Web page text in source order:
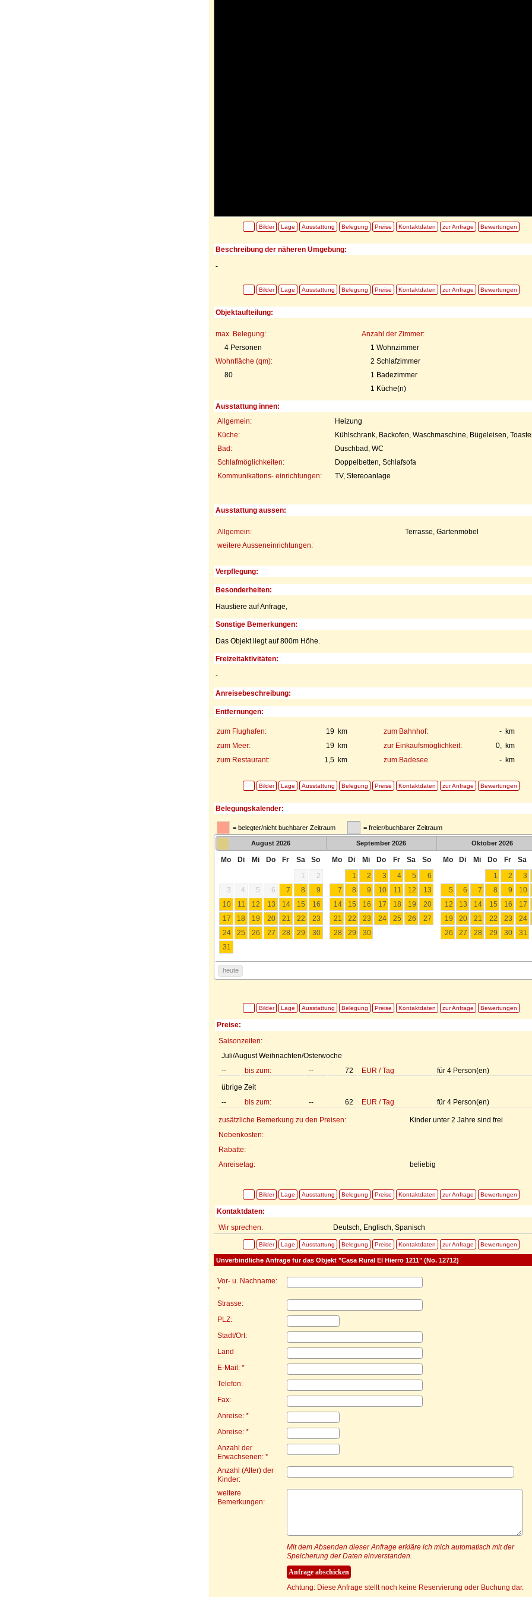
Bilder Lage Ausstattung Belegung Preise Kontaktdaten zur Anfrage Bewertungen
Beschreibung der näheren Umgebung:
-
Bilder Lage Ausstattung Belegung Preise Kontaktdaten zur Anfrage Bewertungen
Objektaufteilung:
max. Belegung:
4 Personen
Wohnfläche (qm):
80
Anzahl der Zimmer:
1 Wohnzimmer
2 Schlafzimmer
1 Badezimmer
1 Küche(n)
Ausstattung innen:
Allgemein:
Heizung
Küche:
Kühlschrank, Backofen, Waschmaschine, Bügeleisen,
Bad:
Duschbad, WC
Schlafmöglichkeiten:
Doppelbetten, Schlafsofa
Kommunikations- einrichtungen:
TV, Stereoanlage
Ausstattung aussen:
Allgemein:
Terrasse, Gartenmöbel
weitere Ausseneinrichtungen:
Verpflegung:
Besonderheiten:
Haustiere auf Anfrage,
Sonstige Bemerkungen:
Das Objekt liegt auf 800m Höhe.
Freizeitaktivitäten:
-
Anreisebeschreibung:
Entfernungen:
19 km
zum Flughafen: - km
zum Bahnhof:
19 km
zum Meer: 0, km
zur Einkaufsmöglichkeit:
1,5 km
zum Restaurant: - km
zum Badesee
Bilder Lage Ausstattung Belegung Preise Kontaktdaten zur Anfrage Bewertungen
Belegungskalender:
= belegter/nicht buchbarer Zeitraum = freier/buchbarer Zeitraum
August 2026
Mo Di Mi Do Fr Sa
So
1
2
3
4 5 6 7 8
9
10
11 12 13 14 15
16
17
18 19 20 21 22
23
24
25 26 27 28 29
30
31
September 2026
Mo Di Mi Do Fr Sa
So
1
2 3 4 5
6
7
8 9 10 11 12
13
14
15 16 17 18 19
20
21
22 23 24 25 26
27
28
29 30
Oktober 2026
Mo Di Mi Do Fr Sa
1
2 3
5
6 7 8 9 10
12
13 14 15 16 17
19
20 21 22 23 24
26
27 28 29 30 31
heute
Bilder Lage Ausstattung Belegung Preise Kontaktdaten zur Anfrage Bewertungen
Preise:
Saisonzeiten:
Juli/August Weihnachten/Osterwoche
--
bis zum: -- 72 EUR /Tag für 4 Person(en)
übrige Zeit
--
bis zum: -- 62 EUR /Tag für 4 Person(en)
zusätzliche Bemerkung zu den Preisen:
Kinder unter 2 Jahre sind frei
Nebenkosten:
Rabatte:
Anreisetag:
beliebig
Bilder Lage Ausstattung Belegung Preise Kontaktdaten zur Anfrage Bewertungen
Kontaktdaten:
Wir sprechen:
Deutsch, Englisch, Spanisch
Bilder Lage Ausstattung Belegung Preise Kontaktdaten zur Anfrage Bewertungen
Unverbindliche Anfrage für das Objekt "Casa Rural El Hierro 1211" (No. 12712)
Vor- u. Nachname:
*
Strasse:
PLZ:
Stadt/Ort:
Land
E-Mail: *
Telefon:
Fax:
Anreise: *
Abreise: *
Anzahl der
Erwachsenen: *
Anzahl (Alter) der
Kinder:
weitere
Bemerkungen:
Mit dem Absenden dieser Anfrage erkläre ich mich automatisch mit der
Speicherung der Daten einverstanden.
Achtung: Diese Anfrage stellt noch keine Reservierung oder Buchung dar.